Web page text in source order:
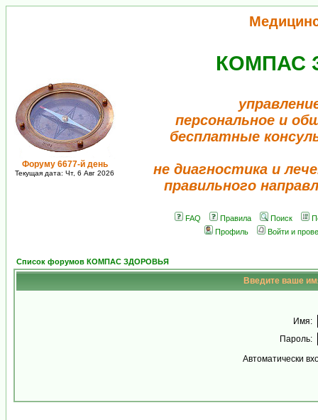
Форуму 6677-й день
Текущая дата: Чт, 6 Авг 2026
КОМПАС
персональное и
бесплатные
не диагностика и
правильного
FAQ Правила Поиск
Профиль
Войти и
Список форумов КОМПАС ЗДОРОВЬЯ
Введите ваше
Имя:
Пароль:
Автоматически